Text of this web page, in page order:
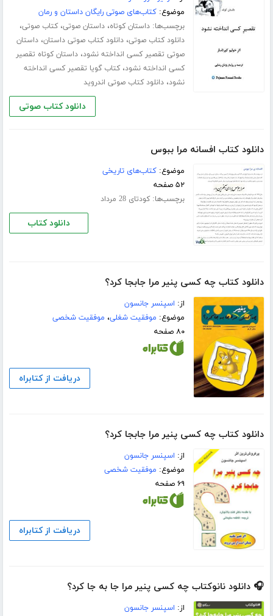
موضوع:کتاب‌های صوتی رایگان داستان و رمان
برچسب‌ها:داستان کوتاه،داستان صوتی،کتاب صوتی،
دانلود کتاب صوتی،دانلود کتاب صوتی داستان،داستان
صوتی تقصیر کسی انداخته نشود،داستان کوتاه تقصیر
کسی انداخته نشود،کتاب گویا تقصیر کسی انداخته
نشود،دانلود کتاب صوتی اندروید
دانلود کتاب صوتی
دانلود کتاب افسانه مرا ببوس
موضوع:کتاب‌های تاریخی
۵۲ صفحه
برچسب‌ها:کودتای 28 مرداد
دانلود کتاب
دانلود کتاب چه کسی پنیر مرا جابجا کرد؟
از: اسپنسر جانسون
موضوع: موفقیت شغلی، موفقیت شخصی
۸۰ صفحه
دریافت از کتابراه
دانلود کتاب چه کسی پنیر مرا جابجا کرد؟
از: اسپنسر جانسون
موضوع: موفقیت شخصی
۶۹ صفحه
دریافت از کتابراه
🎧 دانلود نانوکتاب چه کسی پنیر مرا جا به جا کرد؟
از: اسپنسر جانسون